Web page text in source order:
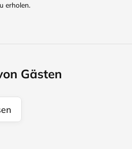
erholen.
Gästen